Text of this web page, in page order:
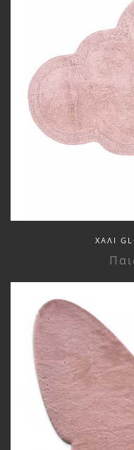
ΧΑΛΙ